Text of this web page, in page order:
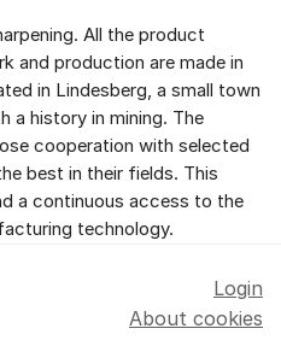
All the product
and production are made in
in Lindesberg, a small town
a history in mining. The
cooperation with selected
best in their fields. This
a continuous access to the
technology.
Login
About cookies